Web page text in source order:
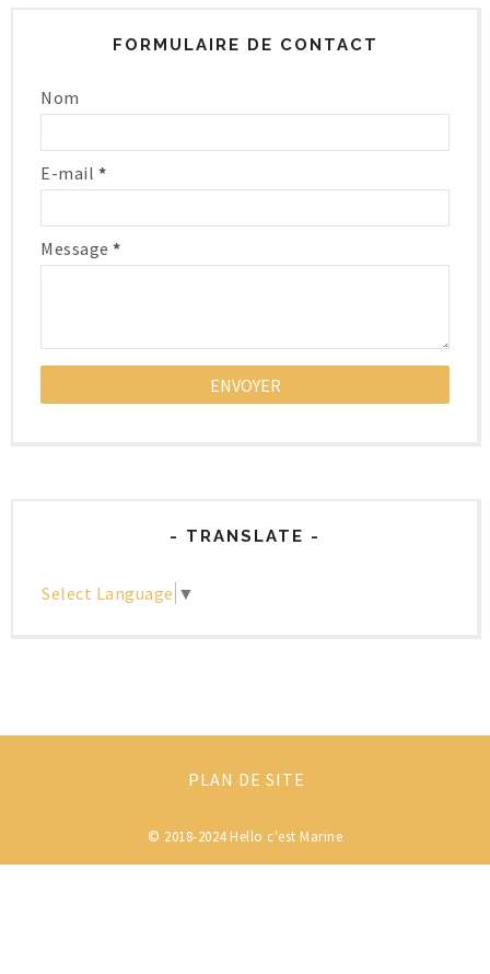
FORMULAIRE DE CONTACT
Nom
E-mail *
Message *
- TRANSLATE -
Select Language ▼
PLAN DE SITE
© 2018-2024 Hello c'est Marine